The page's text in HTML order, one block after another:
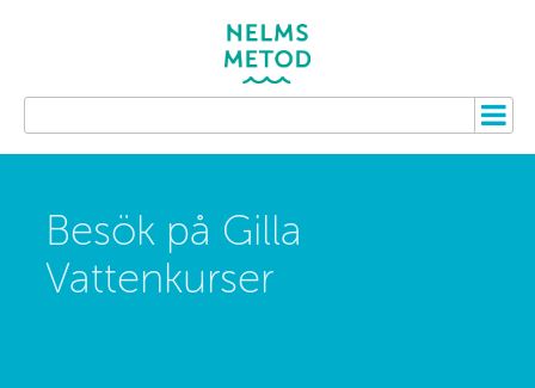
Besök på Gilla
Vattenkurser